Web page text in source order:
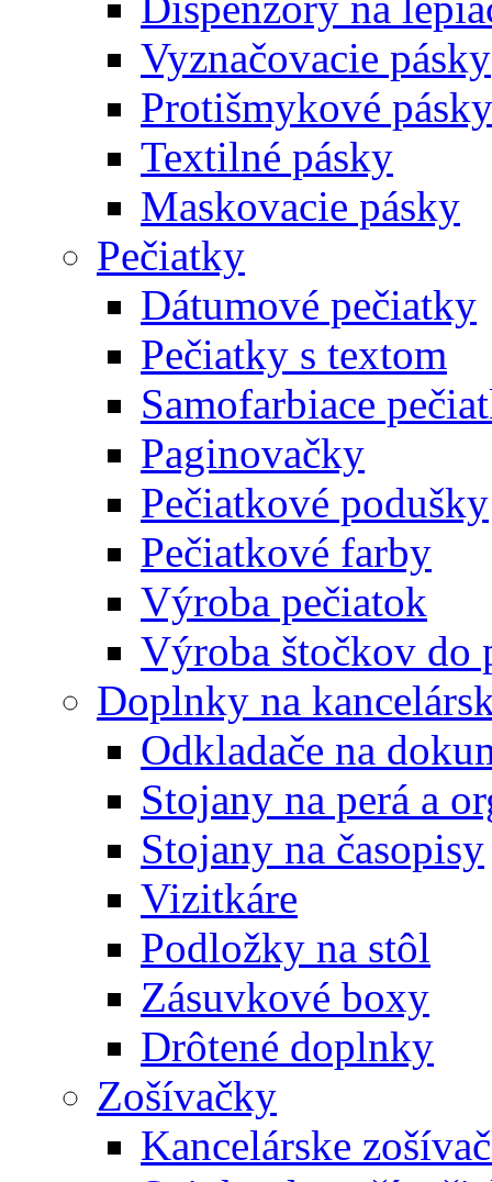
Vyznačovacie pásky
Protišmykové pásky
Textilné pásky
Maskovacie pásky
Pečiatky
Dátumové pečiatky
Pečiatky s textom
Samofarbiace
Paginovačky
Pečiatkové podušky
Pečiatkové farby
Výroba pečiatok
Výroba štočkov do
Doplnky na
Odkladače na
Stojany na perá a
Stojany na časopisy
Vizitkáre
Podložky na stôl
Zásuvkové boxy
Drôtené doplnky
Zošívačky
Kancelárske